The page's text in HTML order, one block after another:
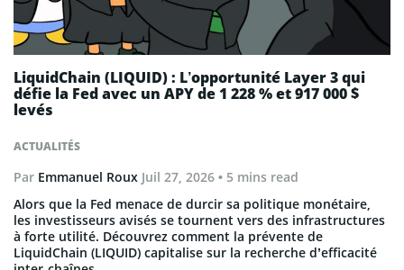
ACTUALITÉS
LiquidChain (LIQUID) : L’opportunité Layer 3 qui
défie la Fed avec un APY de 1 228 % et 917 000 $
levés
Par Emmanuel Roux Juil 27, 2026 • 5 mins read
Alors que la Fed menace de durcir sa politique monétaire,
les investisseurs avisés se tournent vers des infrastructures
à forte utilité. Découvrez comment la prévente de
LiquidChain (LIQUID) capitalise sur la recherche d’efficacité